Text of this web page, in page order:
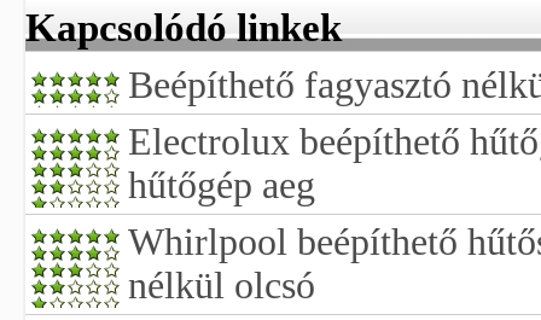
Kapcsolódó linkek
Beépíthető fagyasztó
Electrolux beépíthető
hűtőgép aeg
Whirlpool beépíthető
nélkül olcsó